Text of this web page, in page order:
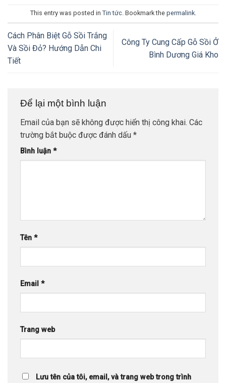
This entry was posted in Tin tức. Bookmark the permalink.
Cách Phân Biệt Gỗ Sồi Trắng
Và Sồi Đỏ? Hướng Dẫn Chi
Tiết
Công Ty Cung Cấp Gỗ Sồi Ở
Bình Dương Giá Kho
Để lại một bình luận
Email của bạn sẽ không được hiển thị công khai. Các
trường bắt buộc được đánh dấu *
Bình luận *
Tên *
Email *
Trang web
Lưu tên của tôi, email, và trang web trong trình